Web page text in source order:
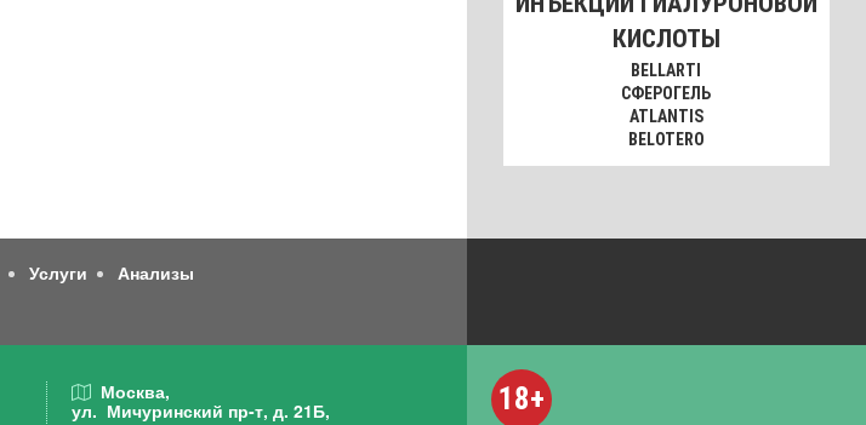
КИСЛОТЫ
BELLARTI
СФЕРОГЕЛЬ
ATLANTIS
BELOTERO
Услуги
Анализы
Москва,
ул. Мичуринский пр-т, д. 21Б,
18+